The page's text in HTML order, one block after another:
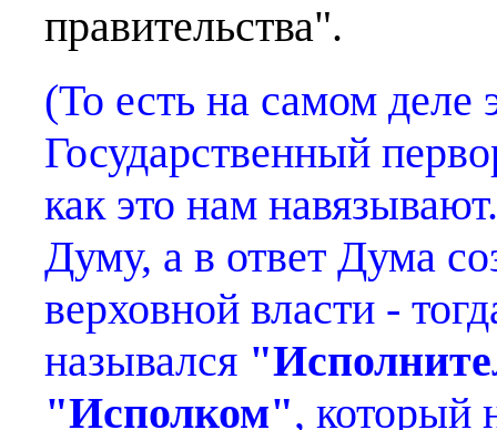
правительства".
(То есть на самом деле
Государственный
как это нам
Думу, а в ответ Дума
верховной власти -
назывался
"Исполком", который